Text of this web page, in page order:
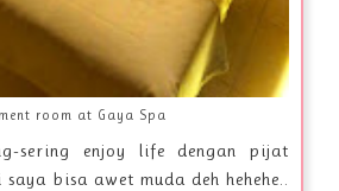
room at Gaya Spa
sering enjoy life dengan pijat
bisa awet muda deh hehehe..